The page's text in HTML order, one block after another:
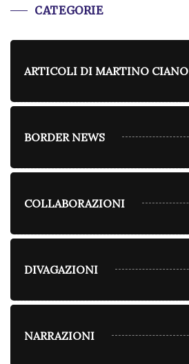
CATEGORIE
ARTICOLI DI MARTINO CIANO
BORDER NEWS
COLLABORAZIONI
DIVAGAZIONI
NARRAZIONI